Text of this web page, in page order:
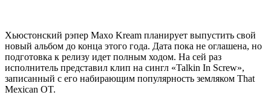
Хьюстонский рэпер Maxo Kream планирует выпустить свой
новый альбом до конца этого года. Дата пока не оглашена, но
подготовка к релизу идет полным ходом. На сей раз
исполнитель представил клип на сингл «Talkin In Screw»,
записанный с его набирающим популярность земляком That
Mexican OT.